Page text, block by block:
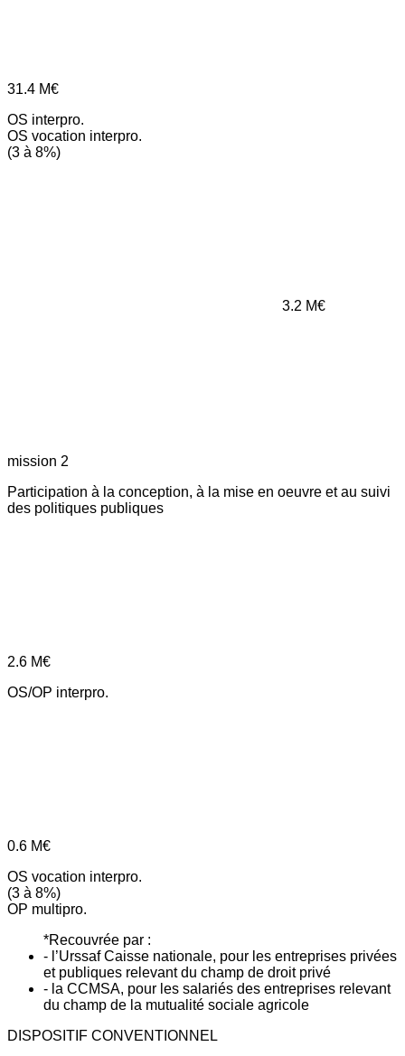
31.4 M€
OS interpro.
OS vocation interpro.
(3 à 8%)
3.2 M€
mission 2
Participation à la conception, à la mise en oeuvre et au suivi
des politiques publiques
2.6 M€
OS/OP interpro.
0.6 M€
OS vocation interpro.
(3 à 8%)
OP multipro.
*Recouvrée par :
- l’Urssaf Caisse nationale, pour les entreprises privées
et publiques relevant du champ de droit privé
- la CCMSA, pour les salariés des entreprises relevant
du champ de la mutualité sociale agricole
DISPOSITIF CONVENTIONNEL